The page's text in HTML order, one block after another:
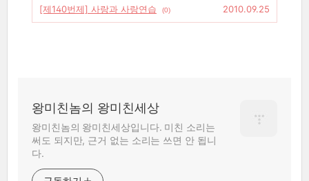
[제140번제] 사랑과 사랑연습
(0) 2010.09.25
왕미친놈의 왕미친세상
왕미친놈의 왕미친세상입니다. 미친 소리는
써도 되지만, 근거 없는 소리는 쓰면 안 됩니
다.